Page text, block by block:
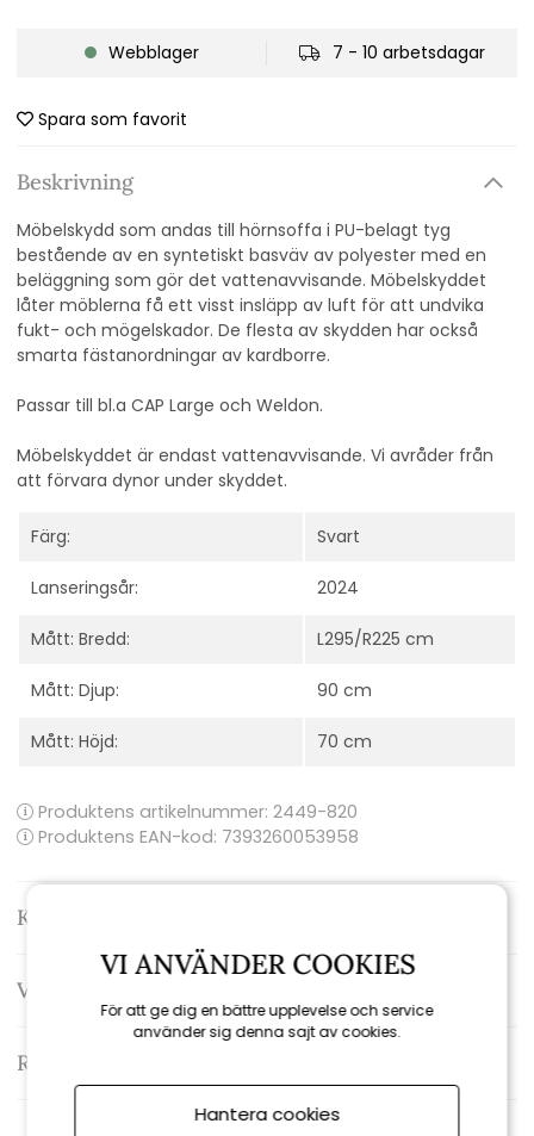
Webblager 7 - 10 arbetsdagar
Spara som favorit
Beskrivning
Möbelskydd som andas till hörnsoffa i PU-belagt tyg
bestående av en syntetiskt basväv av polyester med en
beläggning som gör det vattenavvisande. Möbelskyddet
låter möblerna få ett visst insläpp av luft för att undvika
fukt- och mögelskador. De flesta av skydden har också
smarta fästanordningar av kardborre.
Passar till bl.a CAP Large och Weldon.
Möbelskyddet är endast vattenavvisande. Vi avråder från
att förvara dynor under skyddet.
Färg: Svart
Lanseringsår: 2024
Mått: Bredd: L295/R225 cm
Mått: Djup: 90 cm
Mått: Höjd: 70 cm
Produktens artikelnummer: 2449-820
Produktens EAN-kod: 7393260053958
Kontakta oss
Varumärke: Brafab
Recensioner
VI ANVÄNDER COOKIES
För att ge dig en bättre upplevelse och service
använder sig denna sajt av cookies.
Hantera cookies